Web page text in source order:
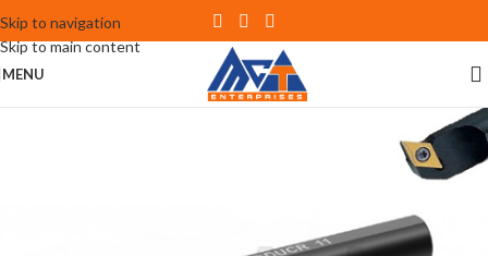
Skip to navigation
Skip to main content
MENU